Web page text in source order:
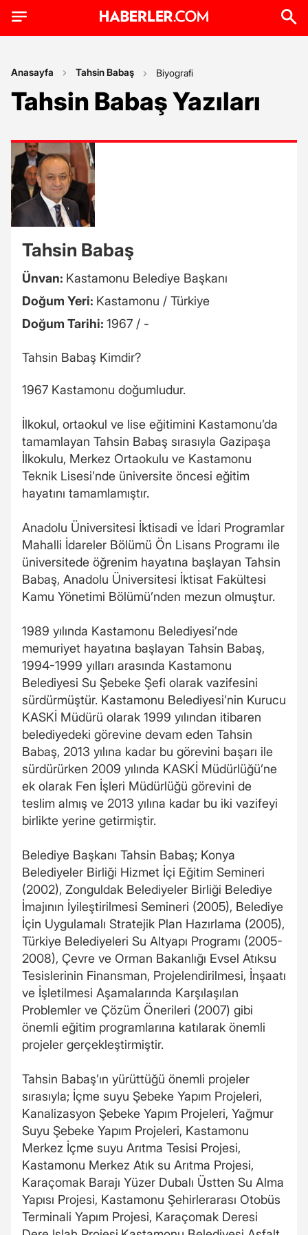
Anasayfa Tahsin Babaş Biyografi
Tahsin Babaş Yazıları
Tahsin Babaş
Ünvan: Kastamonu Belediye Başkanı
Doğum Yeri: Kastamonu / Türkiye
Doğum Tarihi: 1967 / -
Tahsin Babaş Kimdir?
1967 Kastamonu doğumludur.
İlkokul, ortaokul ve lise eğitimini Kastamonu’da
tamamlayan Tahsin Babaş sırasıyla Gazipaşa
İlkokulu, Merkez Ortaokulu ve Kastamonu
Teknik Lisesi’nde üniversite öncesi eğitim
hayatını tamamlamıştır.
Anadolu Üniversitesi İktisadi ve İdari Programlar
Mahalli İdareler Bölümü Ön Lisans Programı ile
üniversitede öğrenim hayatına başlayan Tahsin
Babaş, Anadolu Üniversitesi İktisat Fakültesi
Kamu Yönetimi Bölümü’nden mezun olmuştur.
1989 yılında Kastamonu Belediyesi’nde
memuriyet hayatına başlayan Tahsin Babaş,
1994-1999 yılları arasında Kastamonu
Belediyesi Su Şebeke Şefi olarak vazifesini
sürdürmüştür. Kastamonu Belediyesi’nin Kurucu
KASKİ Müdürü olarak 1999 yılından itibaren
belediyedeki görevine devam eden Tahsin
Babaş, 2013 yılına kadar bu görevini başarı ile
sürdürürken 2009 yılında KASKİ Müdürlüğü’ne
ek olarak Fen İşleri Müdürlüğü görevini de
teslim almış ve 2013 yılına kadar bu iki vazifeyi
birlikte yerine getirmiştir.
Belediye Başkanı Tahsin Babaş; Konya
Belediyeler Birliği Hizmet İçi Eğitim Semineri
(2002), Zonguldak Belediyeler Birliği Belediye
İmajının İyileştirilmesi Semineri (2005), Belediye
İçin Uygulamalı Stratejik Plan Hazırlama (2005),
Türkiye Belediyeleri Su Altyapı Programı (2005-
2008), Çevre ve Orman Bakanlığı Evsel Atıksu
Tesislerinin Finansman, Projelendirilmesi, İnşaatı
ve İşletilmesi Aşamalarında Karşılaşılan
Problemler ve Çözüm Önerileri (2007) gibi
önemli eğitim programlarına katılarak önemli
projeler gerçekleştirmiştir.
Tahsin Babaş’ın yürüttüğü önemli projeler
sırasıyla; İçme suyu Şebeke Yapım Projeleri,
Kanalizasyon Şebeke Yapım Projeleri, Yağmur
Suyu Şebeke Yapım Projeleri, Kastamonu
Merkez İçme suyu Arıtma Tesisi Projesi,
Kastamonu Merkez Atık su Arıtma Projesi,
Karaçomak Barajı Yüzer Dubalı Üstten Su Alma
Yapısı Projesi, Kastamonu Şehirlerarası Otobüs
Terminali Yapım Projesi, Karaçomak Deresi